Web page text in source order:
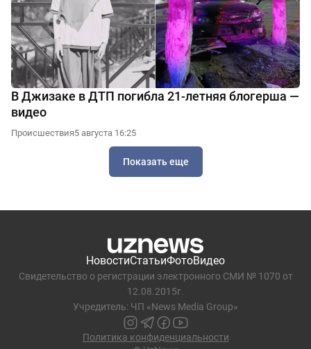
В Джизаке в ДТП погибла 21-летняя блогерша —
видео
Происшествия5 августа 16:25
Показать еще
НовостиСтатьиФотоВидео
Свидетельство о регистрации электронного СМИ № 1070 от
12.08.2015г.
Учредитель: ЧП «News Media Group»
Политика конфиденциальности